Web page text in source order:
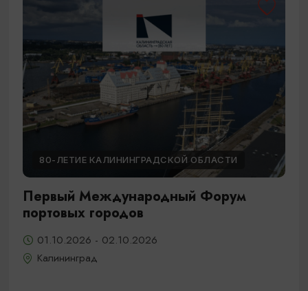
80-ЛЕТИЕ КАЛИНИНГРАДСКОЙ ОБЛАСТИ
Первый Международный Форум
портовых городов
01.10.2026 - 02.10.2026
Калининград